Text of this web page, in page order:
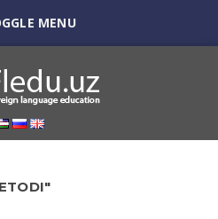
MENU